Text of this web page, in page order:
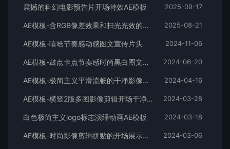
震撼的科幻电影预告片开场特效AE模板 2025-09-17
AE模板-含RGB像差效果和扫光光效的快速logo开场 2025-08-21
AE模板-嘻哈节奏感动感图文宣传片头 2024-11-06
AE模板-鼓点卡点节奏感时尚黑白图文排版展示开场片头 2024-06-20
AE模板-极简主义平滑流畅的干净影像排版展示开场 2024-04-16
AE模板-横竖2版多图影像剪辑开场干净平滑时尚片头 2024-03-28
白色极简主义logo标志演绎动画AE模板 2024-03-18
AE模板-时尚影像剪辑拼贴的开场展示片头 2024-03-06